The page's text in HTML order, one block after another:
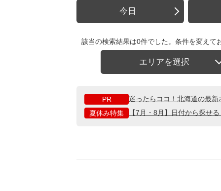
今日
該当の検索結果は0件でした。条件を変えて
エリアを選択
PR
迷ったらココ！北海道の最
夏休み特集
【7月・8月】日付から探せ